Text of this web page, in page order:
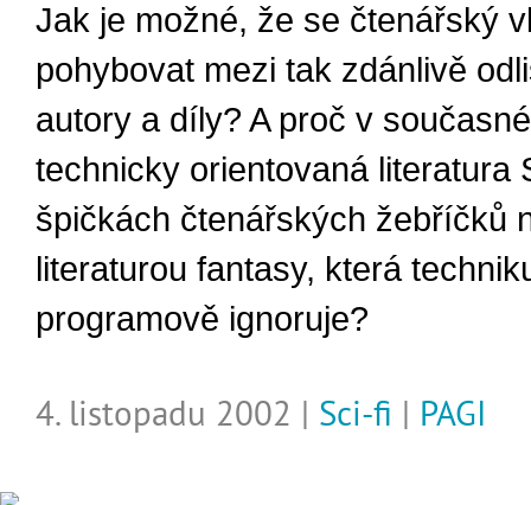
Jak je možné, že se čtenářský
pohybovat mezi tak zdánlivě
autory a díly? A proč v
technicky orientovaná literatura
špičkách čtenářských žebříčků
literaturou fantasy, která
programově ignoruje?
4. listopadu 2002 | Sci-fi | PAGI